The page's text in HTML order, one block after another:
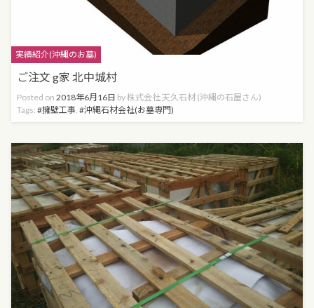
Categories
実績紹介(沖縄のお墓)
ご注文 g家 北中城村
Posted on 2018年6月16日 by株式会社 天久石材 (沖縄の石屋さん)
Tags:
擁壁工事 沖縄石材会社(お墓専門)